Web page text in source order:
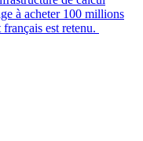
à acheter 100 millions
est retenu.